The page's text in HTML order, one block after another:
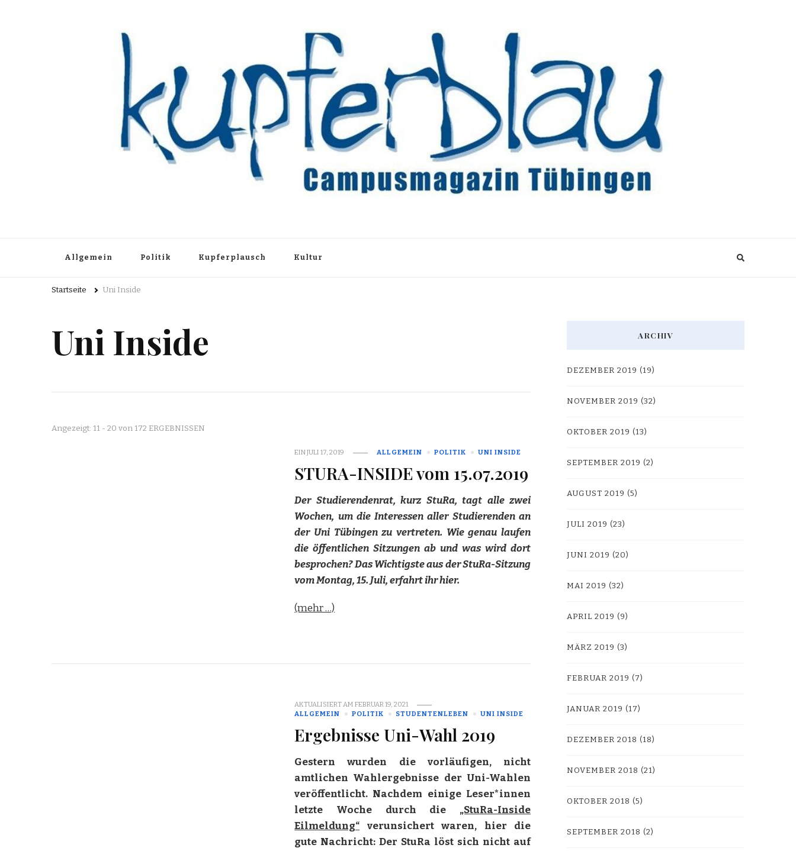
Kupferblau Archiv
Allgemein Politik Kupferplausch Kultur
Startseite Uni Inside
Uni Inside
Angezeigt: 11 - 20 von 172 ERGEBNISSEN
EINJULI 17, 2019 ALLGEMEIN POLITIK UNI INSIDE
STURA-INSIDE vom 15.07.2019
Der Studierendenrat, kurz StuRa, tagt alle zwei
Wochen, um die Interessen aller Studierenden an
der Uni Tübingen zu vertreten. Wie genau laufen
die öffentlichen Sitzungen ab und was wird dort
besprochen? Das Wichtigste aus der StuRa-Sitzung
vom Montag, 15. Juli, erfahrt ihr hier.
(mehr …)
AKTUALISIERT AMFEBRUAR 19, 2021
ALLGEMEIN
POLITIK STUDENTENLEBEN UNI INSIDE
Ergebnisse Uni-Wahl 2019
Gestern wurden die vorläufigen, nicht
amtlichen Wahlergebnisse der Uni-Wahlen
veröffentlicht. Nachdem einige Leser*innen
letzte Woche durch die „StuRa-Inside
Eilmeldung“
verunsichert waren, hier die
gute Nachricht: Der StuRa löst sich nicht auf
ARCHIV
DEZEMBER 2019 (19)
NOVEMBER 2019 (32)
OKTOBER 2019 (13)
SEPTEMBER 2019 (2)
AUGUST 2019 (5)
JULI 2019 (23)
JUNI 2019 (20)
MAI 2019 (32)
APRIL 2019 (9)
MÄRZ 2019 (3)
FEBRUAR 2019 (7)
JANUAR 2019 (17)
DEZEMBER 2018 (18)
NOVEMBER 2018 (21)
OKTOBER 2018 (5)
SEPTEMBER 2018 (2)